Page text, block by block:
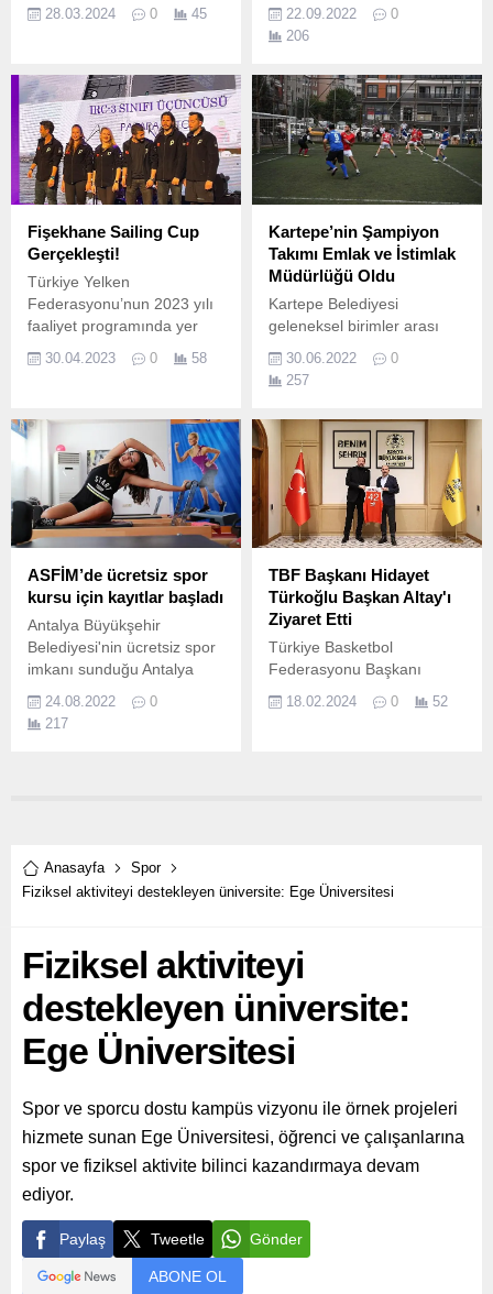
ziyaret etti.
28.03.2024 0 45
ve 4 gün boyunca devam
edecek Türkiye’nin en
tüm hızıyla başladı.
22.09.2022
0
206
Fişekhane Sailing Cup
Gerçekleşti!
Türkiye Yelken
Federasyonu’nun 2023 yılı
faaliyet programında yer
CUP, her yıl onlarca
üçüncü etabı olarak
gerçekleşti.
30.04.2023 0 58
Kartepe’nin Şampiyon
Takımı Emlak ve İstimlak
Müdürlüğü Oldu
Kartepe Belediyesi
geleneksel birimler arası
karşılaşmalar sonrasında
tamamlandı.
30.06.2022
0
257
ASFİM’de ücretsiz spor
kursu için kayıtlar başladı
Antalya Büyükşehir
Belediyesi'nin ücretsiz spor
imkanı sunduğu Antalya
Merkezleri'nde (ASFİM)
yeni dönem kurs kayıtları
24.08.2022
0
217
TBF Başkanı Hidayet
Türkoğlu Başkan Altay'ı
Ziyaret Etti
Türkiye Basketbol
Federasyonu Başkanı
Büyükşehir Belediye
18.02.2024 0 52
Anasayfa
Spor
Fiziksel aktiviteyi destekleyen üniversite: Ege Üniversitesi
Fiziksel aktiviteyi
destekleyen üniversite:
Ege Üniversitesi
Spor ve sporcu dostu kampüs vizyonu ile örnek projeleri
hizmete sunan Ege Üniversitesi, öğrenci ve çalışanlarına
spor ve fiziksel aktivite bilinci kazandırmaya devam
ediyor.
Paylaş Tweetle Gönder
ABONE OL